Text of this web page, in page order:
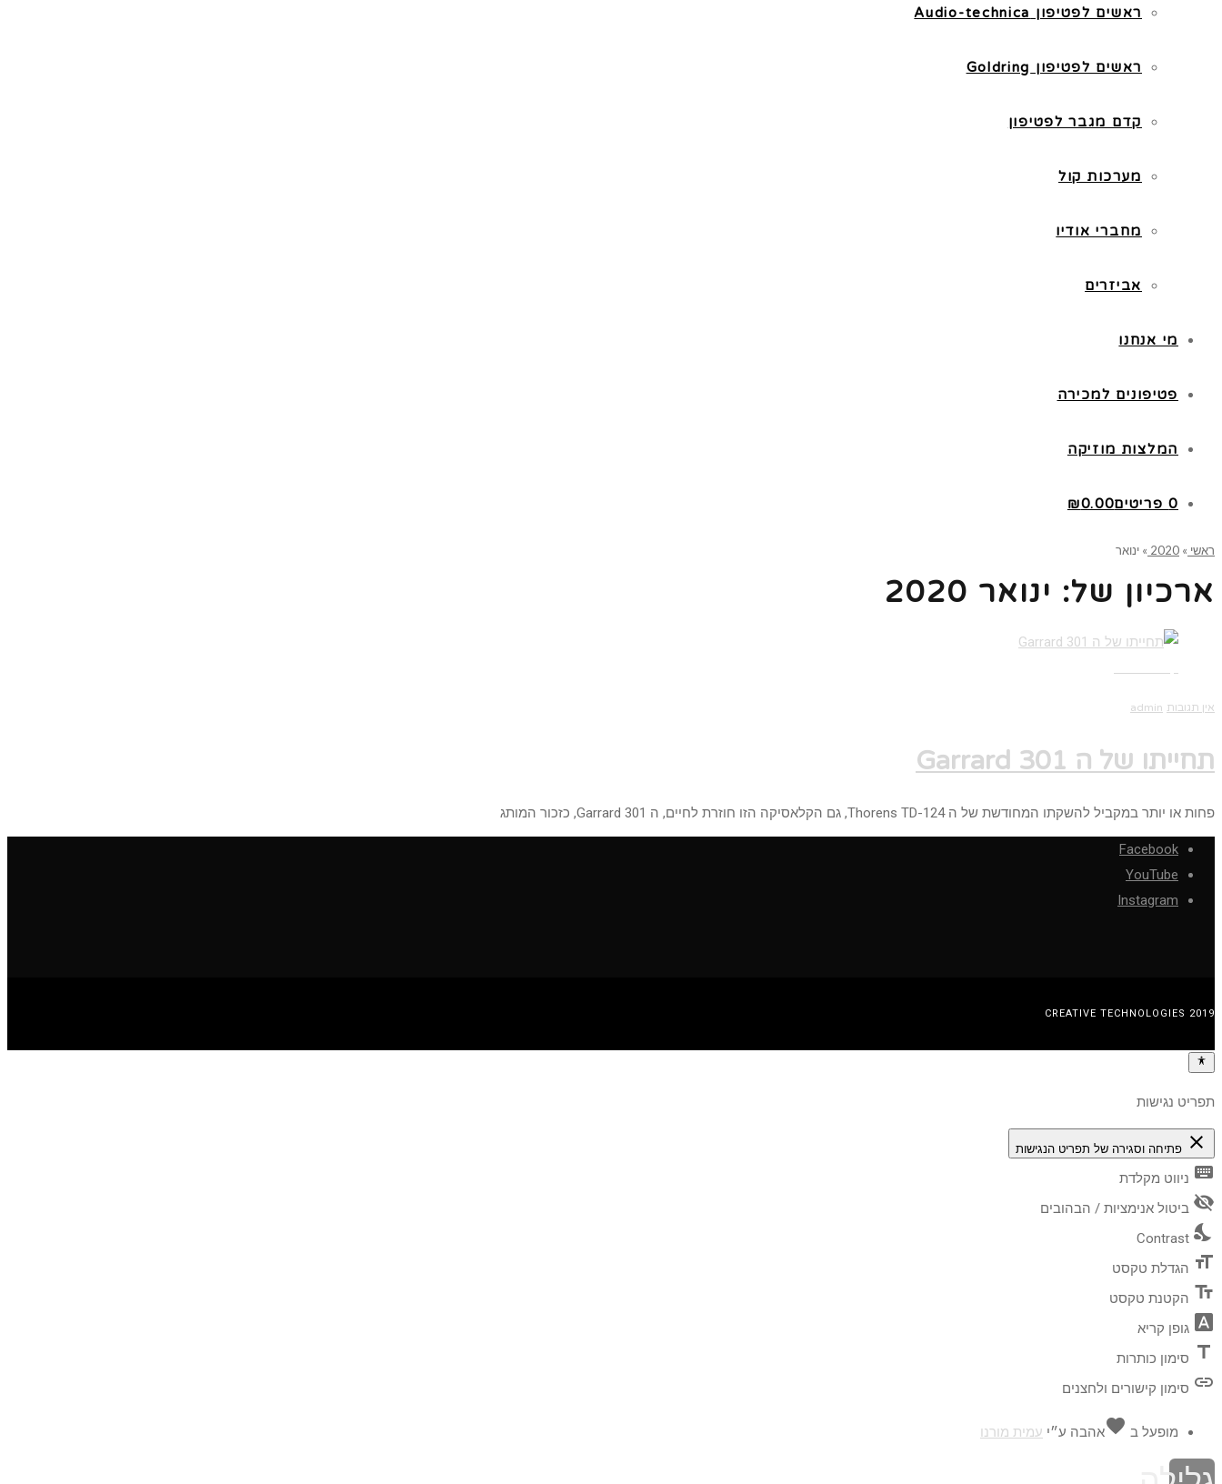
ראשים לפטיפון Audio-technica
ראשים לפטיפון Goldring
קדם מגבר לפטיפון
מערכות קול
מחברי אודיו
אביזרים
מי אנחנו
פטיפונים למכירה
המלצות מוזיקה
0 פריטים ₪0.00
ראשי »
2020
» ינואר
ארכיון של: ינואר 2020
אין תגובות admin
תחייתו של ה Garrard 301
פחות או יותר במקביל להשקתו המחודשת של ה Thorens TD-124, גם הקלאסיקה הזו חוזרת לחיים, ה Garrard 301, כזכור המותג
Facebook
YouTube
Instagram
CREATIVE TECHNOLOGIES 2019
תפריט נגישות
close פתיחה וסגירה של תפריט הנגישות
keyboard ניווט מקלדת
visibility_off ביטול אנימציות / הבהובים
nights_stay
Contrast
format_size הגדלת טקסט
text_fields הקטנת טקסט
font_download גופן קריא
title סימון כותרות
link סימון קישורים ולחצנים
מופעל ב favoriteאהבה ע״י עמית מורנו